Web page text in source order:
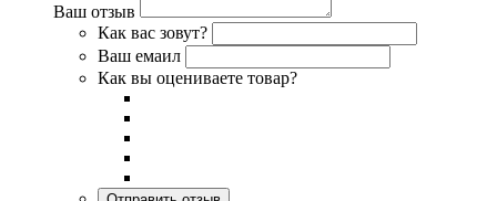
Ваш отзыв
Как вас зовут?
Ваш емаил
Как вы оцениваете товар?